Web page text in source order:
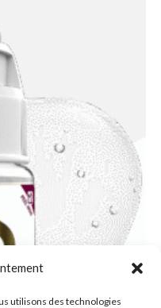
utilisons des technologies